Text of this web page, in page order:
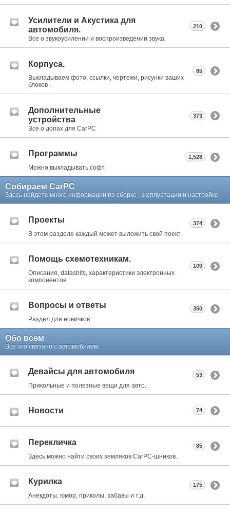
Усилители и Акустика для
автомобиля.
Все о звукоусилении и воспроизведении звука.
210
Корпуса.
Выкладываем фото, ссылки, чертежи, рисунки ваших
блоков .
85
Дополнительные
устройства
Все о допах для CarPC
373
Программы
Можно выкладывать софт.
1,528
Собираем CarPC
Здесь найдете много информации по сборке , эксплуатации и настройке.
Проекты
В этом разделе каждый может выложить свой поект.
374
Помощь схемотехникам.
Описания, datashits, характеристики электронных
компонентов.
109
Вопросы и ответы
Раздел для новичков.
350
Обо всем
Все что связано с автомобилем.
Девайсы для автомобиля
Прикольные и полезные вещи для авто.
53
Новости 74
Перекличка
Здесь можно найти своих земляков CarPC-шников.
85
Курилка
Анекдоты, юмор, приколы, забавы и т.д.
175